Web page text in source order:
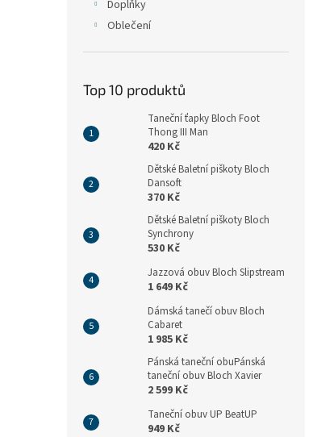
Doplňky
Oblečení
Top 10 produktů
Taneční ťapky Bloch Foot
Thong III Man
420 Kč
Dětské Baletní piškoty Bloch
Dansoft
370 Kč
Dětské Baletní piškoty Bloch
Synchrony
530 Kč
Jazzová obuv Bloch Slipstream
1 649 Kč
Dámská tanečí obuv Bloch
Cabaret
1 985 Kč
Pánská taneční obuPánská
taneční obuv Bloch Xavier
2 599 Kč
Taneční obuv UP BeatUP
949 Kč